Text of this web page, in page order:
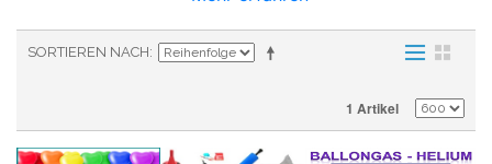
SORTIEREN NACH
1 Artikel